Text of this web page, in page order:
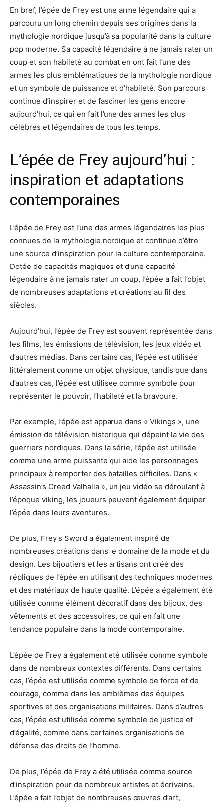
En bref, l’épée de Frey est une arme légendaire qui a
parcouru un long chemin depuis ses origines dans la
mythologie nordique jusqu’à sa popularité dans la culture
pop moderne. Sa capacité légendaire à ne jamais rater un
coup et son habileté au combat en ont fait l’une des
armes les plus emblématiques de la mythologie nordique
et un symbole de puissance et d’habileté. Son parcours
continue d’inspirer et de fasciner les gens encore
aujourd’hui, ce qui en fait l’une des armes les plus
célèbres et légendaires de tous les temps.
L’épée de Frey aujourd’hui :
inspiration et adaptations
contemporaines
L’épée de Frey est l’une des armes légendaires les plus
connues de la mythologie nordique et continue d’être
une source d’inspiration pour la culture contemporaine.
Dotée de capacités magiques et d’une capacité
légendaire à ne jamais rater un coup, l’épée a fait l’objet
de nombreuses adaptations et créations au fil des
siècles.
Aujourd’hui, l’épée de Frey est souvent représentée dans
les films, les émissions de télévision, les jeux vidéo et
d’autres médias. Dans certains cas, l’épée est utilisée
littéralement comme un objet physique, tandis que dans
d’autres cas, l’épée est utilisée comme symbole pour
représenter le pouvoir, l’habileté et la bravoure.
Par exemple, l’épée est apparue dans « Vikings », une
émission de télévision historique qui dépeint la vie des
guerriers nordiques. Dans la série, l’épée est utilisée
comme une arme puissante qui aide les personnages
principaux à remporter des batailles difficiles. Dans «
Assassin’s Creed Valhalla », un jeu vidéo se déroulant à
l’époque viking, les joueurs peuvent également équiper
l’épée dans leurs aventures.
De plus, Frey’s Sword a également inspiré de
nombreuses créations dans le domaine de la mode et du
design. Les bijoutiers et les artisans ont créé des
répliques de l’épée en utilisant des techniques modernes
et des matériaux de haute qualité. L’épée a également été
utilisée comme élément décoratif dans des bijoux, des
vêtements et des accessoires, ce qui en fait une
tendance populaire dans la mode contemporaine.
L’épée de Frey a également été utilisée comme symbole
dans de nombreux contextes différents. Dans certains
cas, l’épée est utilisée comme symbole de force et de
courage, comme dans les emblèmes des équipes
sportives et des organisations militaires. Dans d’autres
cas, l’épée est utilisée comme symbole de justice et
d’égalité, comme dans certaines organisations de
défense des droits de l’homme.
De plus, l’épée de Frey a été utilisée comme source
d’inspiration pour de nombreux artistes et écrivains.
L’épée a fait l’objet de nombreuses œuvres d’art,